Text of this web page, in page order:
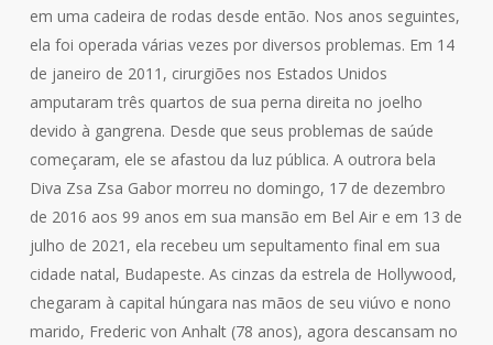
em uma cadeira de rodas desde então. Nos anos seguintes,
ela foi operada várias vezes por diversos problemas. Em 14
de janeiro de 2011, cirurgiões nos Estados Unidos
amputaram três quartos de sua perna direita no joelho
devido à gangrena. Desde que seus problemas de saúde
começaram, ele se afastou da luz pública. A outrora bela
Diva Zsa Zsa Gabor morreu no domingo, 17 de dezembro
de 2016 aos 99 anos em sua mansão em Bel Air e em 13 de
julho de 2021, ela recebeu um sepultamento final em sua
cidade natal, Budapeste. As cinzas da estrela de Hollywood,
chegaram à capital húngara nas mãos de seu viúvo e nono
marido, Frederic von Anhalt (78 anos), agora descansam no